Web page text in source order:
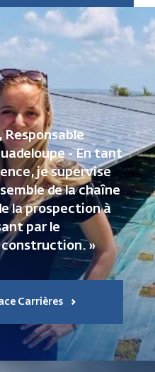
Responsable
- En tant
je supervise
de la chaîne
la prospection à
par le
»
Carrières